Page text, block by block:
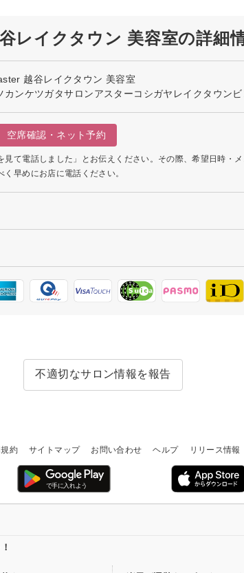
レイクタウン 美容室の詳細
越谷レイクタウン 美容室
ンケツガタサロンアスターコシガヤレイクタウン
空席確認・ネット予約
て電話しました」とお伝えください。その際、希望日時・
早めにお店に電話ください。
不適切なサロン情報を報告
約 サイトマップ お問い合わせ ヘルプ リリース情報